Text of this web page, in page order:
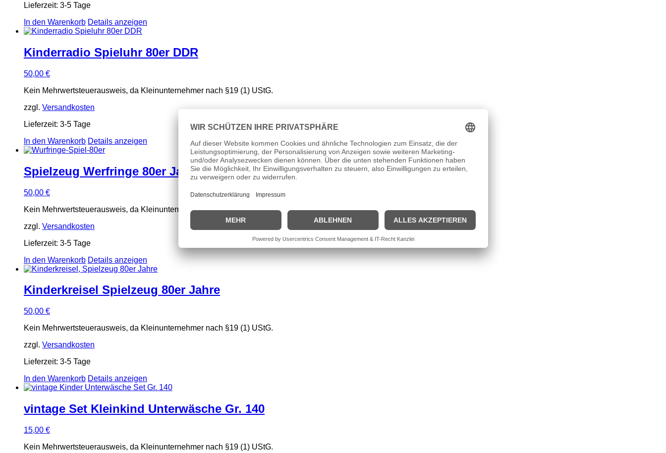
Lieferzeit: 3-5 Tage
In den Warenkorb Details anzeigen
Kinderradio Spieluhr 80er DDR
50,00 €
Kein Mehrwertsteuerausweis, da Kleinunternehmer nach §19 (1) UStG.
zzgl. Versandkosten
Lieferzeit: 3-5 Tage
In den Warenkorb Details anzeigen
Spielzeug Werfringe 80er Jahre vintage
50,00 €
Kein Mehrwertsteuerausweis, da Kleinunternehmer nach §19 (1) UStG.
zzgl. Versandkosten
Lieferzeit: 3-5 Tage
In den Warenkorb Details anzeigen
Kinderkreisel Spielzeug 80er Jahre
50,00 €
Kein Mehrwertsteuerausweis, da Kleinunternehmer nach §19 (1) UStG.
zzgl. Versandkosten
Lieferzeit: 3-5 Tage
In den Warenkorb Details anzeigen
vintage Set Kleinkind Unterwäsche Gr. 140
15,00 €
Kein Mehrwertsteuerausweis, da Kleinunternehmer nach §19 (1) UStG.